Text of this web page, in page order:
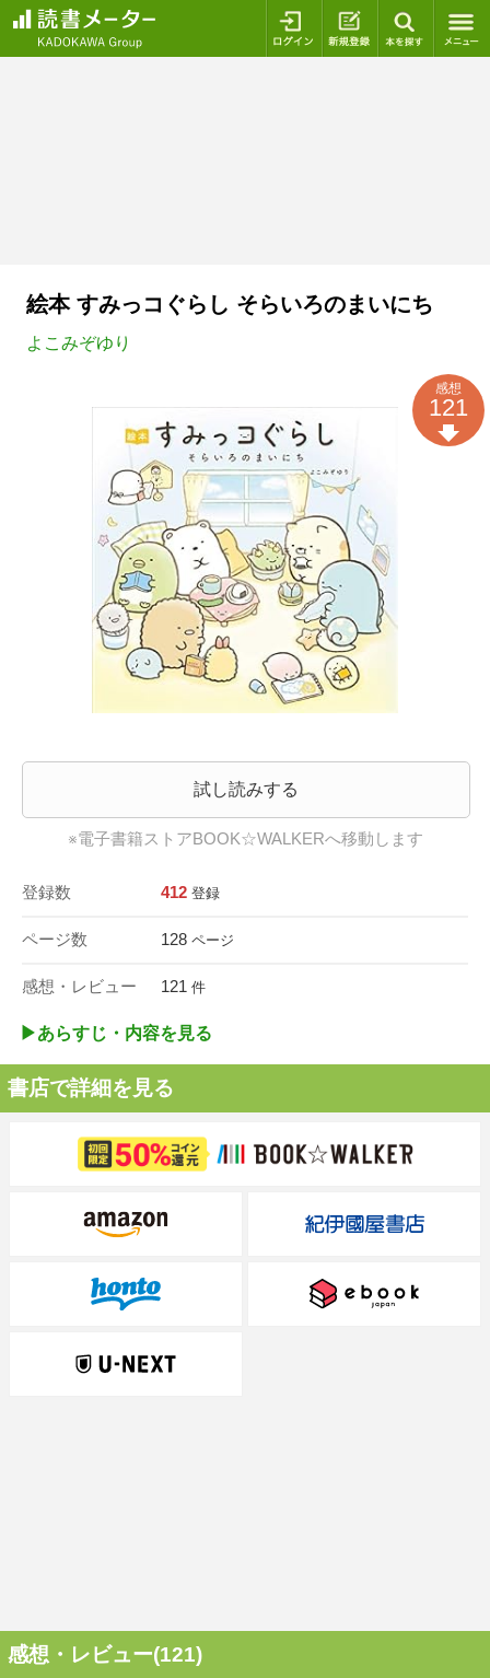
ログイン 新規登録
絵本 すみっコぐらし そらいろのまいにち
よこみぞゆり
試し読みする
※電子書籍ストアBOOK☆WALKERへ移動します
登録数 412 登録
ページ数 128 ページ
感想・レビュー 121 件
感想
121
▶︎あらすじ・内容を見る
書店で詳細を見る
感想・レビュー(121)